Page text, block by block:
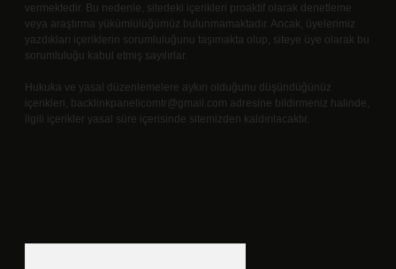
vermektedir. Bu nedenle, sitedeki içerikleri proaktif olarak denetleme
veya araştırma yükümlülüğümüz bulunmamaktadır. Ancak, üyelerimiz
yazdıkları içeriklerin sorumluluğunu taşımakta olup, siteye üye olarak bu
sorumluluğu kabul etmiş sayılırlar.
Hukuka ve yasal düzenlemelere aykırı olduğunu düşündüğünüz
içerikleri, backlinkpanelicomtr@gmail.com adresine bildirmeniz halinde,
ilgili içerikler yasal süre içerisinde sitemizden kaldırılacaktır.